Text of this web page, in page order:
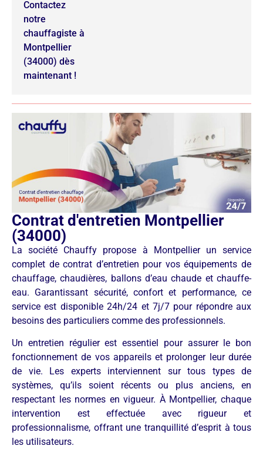
Contactez
notre
chauffagiste à
Montpellier
(34000) dès
maintenant !
Contrat d'entretien Montpellier
(34000)
La société Chauffy propose à Montpellier un service
complet de contrat d’entretien pour vos équipements de
chauffage, chaudières, ballons d’eau chaude et chauffe-
eau. Garantissant sécurité, confort et performance, ce
service est disponible 24h/24 et 7j/7 pour répondre aux
besoins des particuliers comme des professionnels.
Un entretien régulier est essentiel pour assurer le bon
fonctionnement de vos appareils et prolonger leur durée
de vie. Les experts interviennent sur tous types de
systèmes, qu’ils soient récents ou plus anciens, en
respectant les normes en vigueur. À Montpellier, chaque
intervention est effectuée avec rigueur et
professionnalisme, offrant une tranquillité d’esprit à tous
les utilisateurs.